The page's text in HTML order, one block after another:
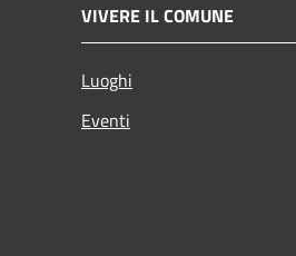
VIVERE IL COMUNE
Luoghi
Eventi